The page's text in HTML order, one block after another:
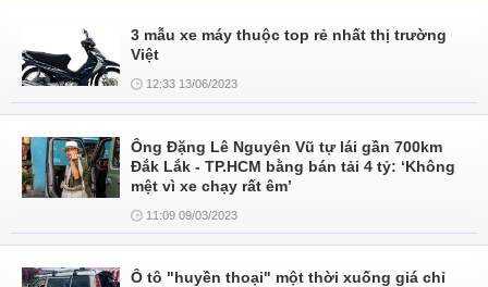
3 mẫu xe máy thuộc top rẻ nhất thị trường
Việt
12:33 13/06/2023
Ông Đặng Lê Nguyên Vũ tự lái gần 700km
Đắk Lắk - TP.HCM bằng bán tải 4 tỷ: ‘Không
mệt vì xe chạy rất êm’
11:09 09/03/2023
Ô tô "huyền thoại" một thời xuống giá chỉ